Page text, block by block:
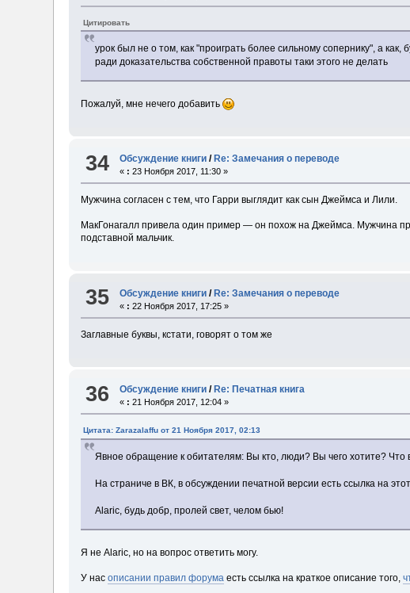
Цитировать
урок был не о том, как "проиграть более сильному сопернику", а
ради доказательства собственной правоты таки этого не делать
Пожалуй, мне нечего добавить
34 Обсуждение книги / Re: Замечания о переводе
« : 23 Ноября 2017, 11:30 »
Мужчина согласен с тем, что Гарри выглядит как сын Джеймса и Лили.
МакГонагалл привела один пример — он похож на Джеймса. Мужчина
подставной мальчик.
35 Обсуждение книги /Re: Замечания о переводе
« : 22 Ноября 2017, 17:25 »
Заглавные буквы, кстати, говорят о том же
36 Обсуждение книги / Re: Печатная книга
« : 21 Ноября 2017, 12:04 »
Цитата: Zarazalaffu от 21 Ноября 2017, 02:13
Явное обращение к обитателям: Вы кто, люди? Вы чего хотите? Что
На страниче в ВК, в обсуждении печатной версии есть ссылка на
Alaric, будь добр, пролей свет, челом бью!
Я не Alaric, но на вопрос ответить могу.
У насописании правил форума есть ссылка на краткое описание того,